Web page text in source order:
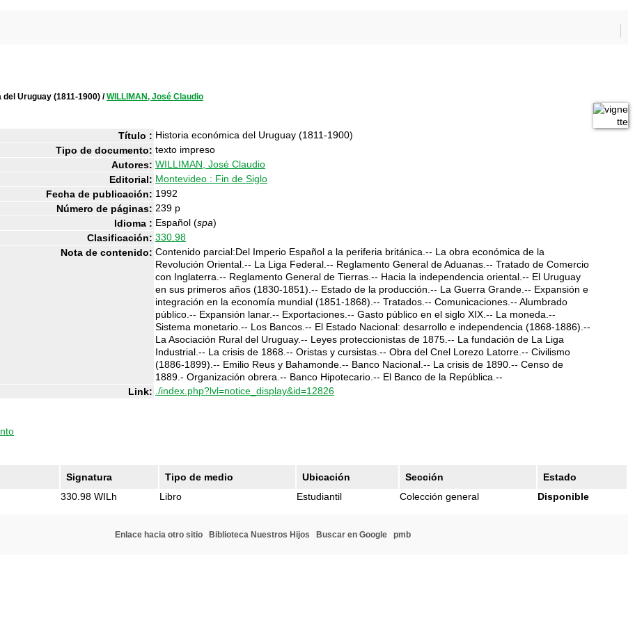
Uruguay (1811-1900) /WILLIMAN, José Claudio
Título : Historia económica del Uruguay (1811-1900)
Tipo de documento: texto impreso
Autores: WILLIMAN, José Claudio
Editorial: Montevideo : Fin de Siglo
Fecha de publicación: 1992
Número de páginas: 239 p
Idioma : Español (spa)
Clasificación: 330.98
Nota de contenido: Contenido parcial:Del Imperio Español a la periferia británica.-- La obra económica de la
Revolución Oriental.-- La Liga Federal.-- Reglamento General de Aduanas.-- Tratado de Comercio
con Inglaterra.-- Reglamento General de Tierras.-- Hacia la independencia oriental.-- El Uruguay
en sus primeros años (1830-1851).-- Estado de la producción.-- La Guerra Grande.-- Expansión e
integración en la economía mundial (1851-1868).-- Tratados.-- Comunicaciones.-- Alumbrado
público.-- Expansión lanar.-- Exportaciones.-- Gasto público en el siglo XIX.-- La moneda.--
Sistema monetario.-- Los Bancos.-- El Estado Nacional: desarrollo e independencia (1868-1886).--
La Asociación Rural del Uruguay.-- Leyes proteccionistas de 1875.-- La fundación de La Liga
Industrial.-- La crisis de 1868.-- Oristas y cursistas.-- Obra del Cnel Lorezo Latorre.-- Civilismo
(1886-1899).-- Emilio Reus y Bahamonde.-- Banco Nacional.-- La crisis de 1890.-- Censo de
1889.- Organización obrera.-- Banco Hipotecario.-- El Banco de la República.--
Link: ./index.php?lvl=notice_display&id=12826
Signatura Tipo de medio Ubicación Sección
Estado
330.98 WILh Libro Estudiantil Colección general Disponible
Enlace hacia otro sitio Biblioteca Nuestros Hijos Buscar en Google pmb